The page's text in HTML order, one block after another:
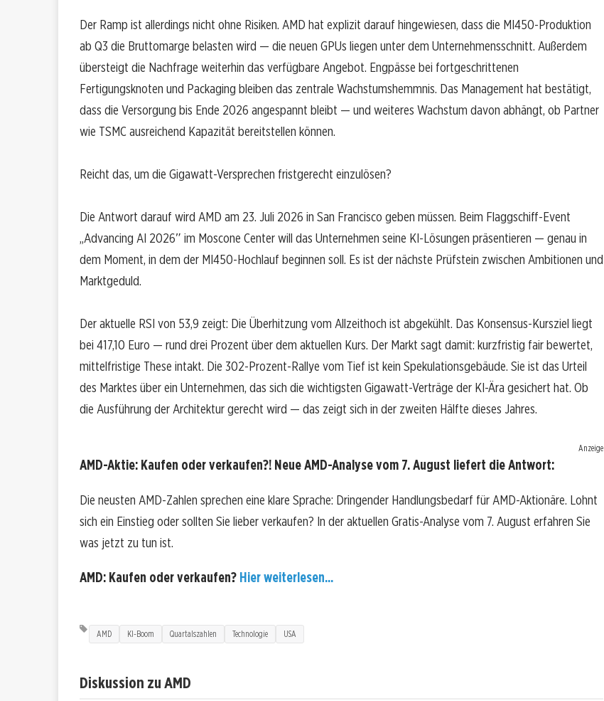
Der Ramp ist allerdings nicht ohne Risiken. AMD hat explizit darauf hingewiesen, dass die MI450-Produktion
ab Q3 die Bruttomarge belasten wird — die neuen GPUs liegen unter dem Unternehmensschnitt. Außerdem
übersteigt die Nachfrage weiterhin das verfügbare Angebot. Engpässe bei fortgeschrittenen
Fertigungsknoten und Packaging bleiben das zentrale Wachstumshemmnis. Das Management hat bestätigt,
dass die Versorgung bis Ende 2026 angespannt bleibt — und weiteres Wachstum davon abhängt, ob Partner
wie TSMC ausreichend Kapazität bereitstellen können.
Reicht das, um die Gigawatt-Versprechen fristgerecht einzulösen?
Die Antwort darauf wird AMD am 23. Juli 2026 in San Francisco geben müssen. Beim Flaggschiff-Event
„Advancing AI 2026″ im Moscone Center will das Unternehmen seine KI-Lösungen präsentieren — genau in
dem Moment, in dem der MI450-Hochlauf beginnen soll. Es ist der nächste Prüfstein zwischen Ambitionen und
Marktgeduld.
Der aktuelle RSI von 53,9 zeigt: Die Überhitzung vom Allzeithoch ist abgekühlt. Das Konsensus-Kursziel liegt
bei 417,10 Euro — rund drei Prozent über dem aktuellen Kurs. Der Markt sagt damit: kurzfristig fair bewertet,
mittelfristige These intakt. Die 302-Prozent-Rallye vom Tief ist kein Spekulationsgebäude. Sie ist das Urteil
des Marktes über ein Unternehmen, das sich die wichtigsten Gigawatt-Verträge der KI-Ära gesichert hat. Ob
die Ausführung der Architektur gerecht wird — das zeigt sich in der zweiten Hälfte dieses Jahres.
Anzeige
AMD-Aktie: Kaufen oder verkaufen?! Neue AMD-Analyse vom 7. August liefert die Antwort:
Die neusten AMD-Zahlen sprechen eine klare Sprache: Dringender Handlungsbedarf für AMD-Aktionäre. Lohnt
sich ein Einstieg oder sollten Sie lieber verkaufen? In der aktuellen Gratis-Analyse vom 7. August erfahren Sie
was jetzt zu tun ist.
AMD: Kaufen oder verkaufen? Hier weiterlesen...
AMD KI-Boom Quartalszahlen Technologie USA
Diskussion zu AMD